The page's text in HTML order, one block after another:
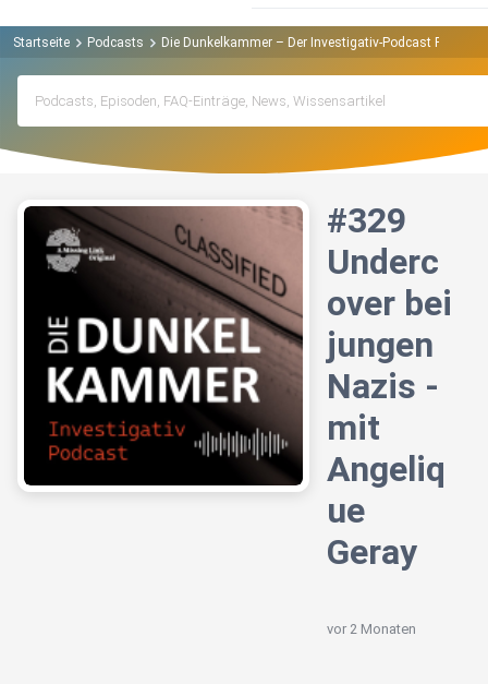
Startseite Podcasts Die Dunkelkammer – Der Investigativ-Podcast Podcast
#329
Underc
over bei
jungen
Nazis -
mit
Angeliq
ue
Geray
vor 2 Monaten